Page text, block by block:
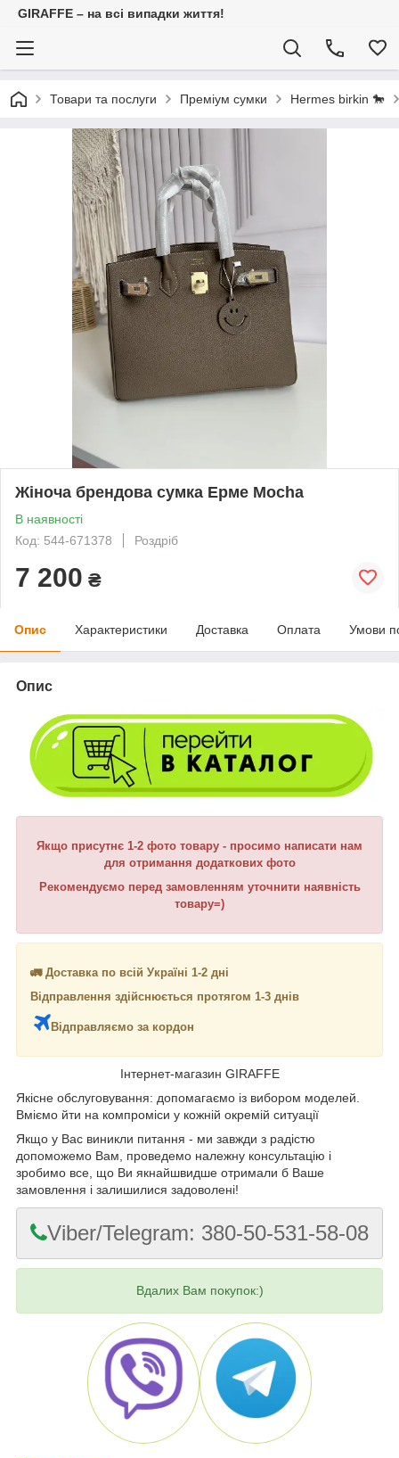
GIRAFFE – на всі випадки життя!
Товари та послуги Преміум сумки Hermes birkin 🐎
Жіноча брендова сумка Ерме Mocha
В наявності
Код: 544-671378
Роздріб
7 200 ₴
Опис Характеристики Доставка Оплата Умови
Опис
Якщо присутнє 1-2 фото товару - просимо написати нам
для отримання додаткових фото
Рекомендуємо перед замовленням уточнити наявність
товару=)
🚛 Доставка по всій Україні 1-2 дні
Відправлення здійснюється протягом 1-3 днів
Відправляємо за кордон
Інтернет-магазин GIRAFFE
Якісне обслуговування: допомагаємо із вибором моделей.
Вміємо йти на компроміси у кожній окремій ситуації
Якщо у Вас виникли питання - ми завжди з радістю
допоможемо Вам, проведемо належну консультацію і
зробимо все, що Ви якнайшвидше отримали б Ваше
замовлення і залишилися задоволені!
Viber/Telegram: 380-50-531-58-08
Вдалих Вам покупок:)